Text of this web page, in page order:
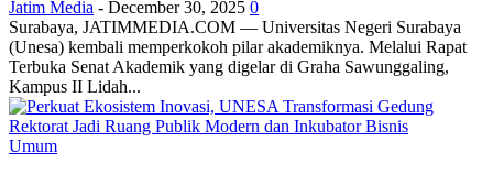
Jatim Media - December 30, 2025 0
Surabaya, JATIMMEDIA.COM — Universitas Negeri Surabaya
(Unesa) kembali memperkokoh pilar akademiknya. Melalui Rapat
Terbuka Senat Akademik yang digelar di Graha Sawunggaling,
Kampus II Lidah...
Umum